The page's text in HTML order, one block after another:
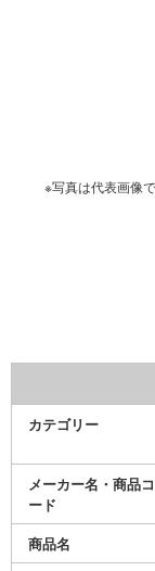
※写真は代表画像
カテゴリー
メーカー名・商品コ
ード
商品名